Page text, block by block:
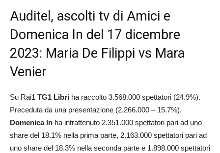
Auditel, ascolti tv di Amici e
Domenica In del 17 dicembre
2023: Maria De Filippi vs Mara
Venier
Su Rai1 TG1 Libri ha raccolto 3.568.000 spettatori (24.9%).
Preceduta da una presentazione (2.266.000 – 15.7%),
Domenica In ha intrattenuto 2.351.000 spettatori pari ad uno
share del 18.1% nella prima parte, 2.163.000 spettatori pari ad
uno share del 18.3% nella seconda parte e 1.898.000 spettatori